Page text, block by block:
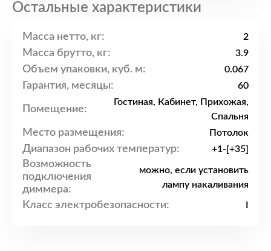
Остальные характеристики
Масса нетто, кг: 2
Масса брутто, кг: 3.9
Объем упаковки, куб. м: 0.067
Гарантия, месяцы: 60
Помещение:
Гостиная, Кабинет, Прихожая,
Спальня
Место размещения: Потолок
Диапазон рабочих температур: +1-[+35]
Возможность
подключения
диммера:
можно, если установить
лампу накаливания
Класс электробезопасности: